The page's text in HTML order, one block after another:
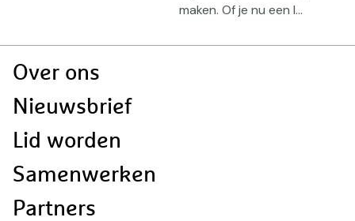
maken. Of je nu een l...
Doormat
Over ons
Nieuwsbrief
Lid worden
Samenwerken
Partners